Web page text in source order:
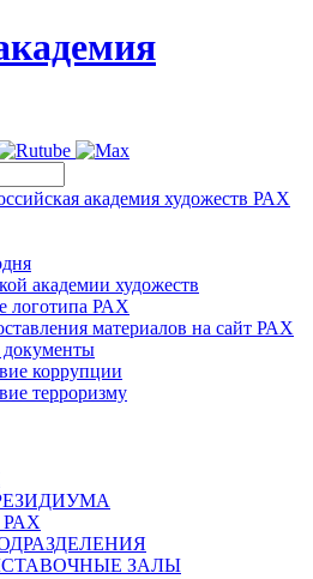
академия художеств РАХ
академии художеств
логотипа РАХ
материалов на сайт РАХ
коррупции
терроризму
ЗАЛЫ